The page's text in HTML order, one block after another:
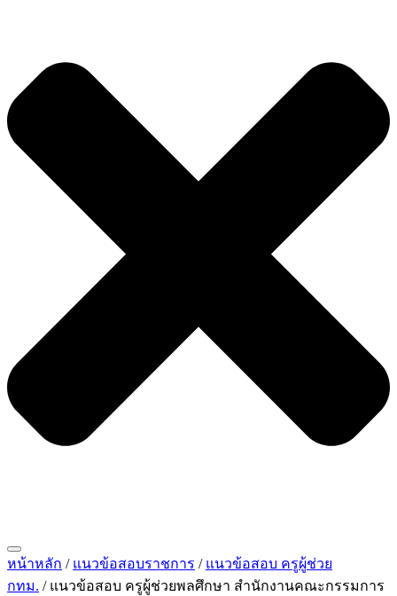
หน้าหลัก / แนวข้อสอบราชการ / แนวข้อสอบ ครูผู้ช่วย
กทม. / แนวข้อสอบ ครูผู้ช่วยพลศึกษา สำนักงานคณะกรรมการ